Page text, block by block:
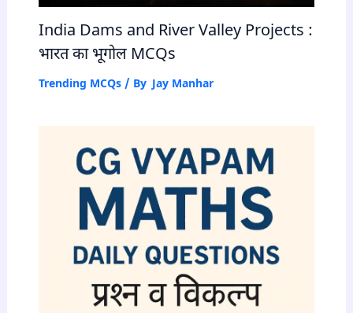
India Dams and River Valley Projects :
भारत का भूगोल MCQs
Trending MCQs/ By Jay Manhar